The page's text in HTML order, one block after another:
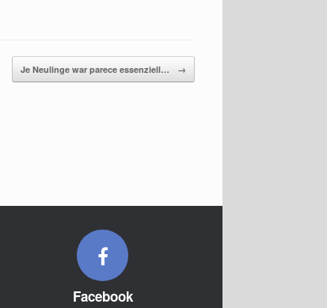
Je Neulinge war parece essenziell… →
Facebook